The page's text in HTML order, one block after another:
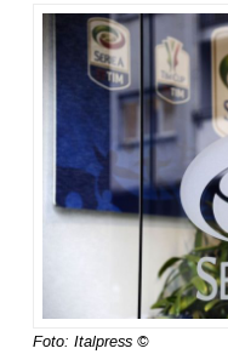
Foto: Italpress ©